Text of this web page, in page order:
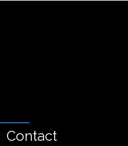
Contact